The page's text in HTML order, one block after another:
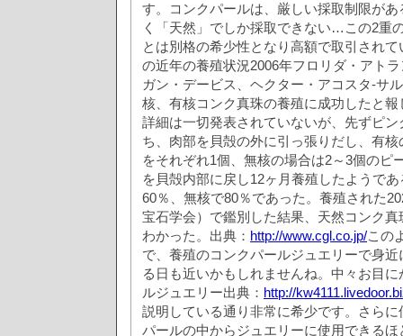
す。コンクパールは、厳しい採取制限が
く「天然」でしか採取できない…この2重
とは別格の希少性となり高額で取引され
の近年の養殖状況2006年フロリダ・アト
ガン・デービス、ヘクター・アコスタ‐サ
核、有核コンク真珠の養殖に成功したと
詳細は一切発表されていないが、先ずピ
ち、肉部を貝殻の外に引っ張りだし、有
をそれぞれ1個、無核の場合は2～3個のピ
を貝殻内部に戻し12ヶ月養殖したようで
60％、無核で80％であった。養殖された
宝石学会）で鑑別した結果、天然コンク
わかった。出典： http://www.cgl.co.jp/この
で、養殖のコンクパールジュエリーで身
る日も近いかもしれませんね。中々お目
ルジュエリー出典： http://
説明している通り非常に希少です。さら
パールの中からジュエリーに使用できる